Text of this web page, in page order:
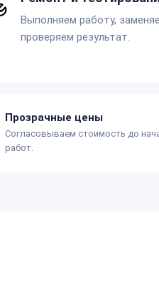
Выполняем работу,
проверяем результат.
Прозрачные цены
Согласовываем стоимость до
работ.